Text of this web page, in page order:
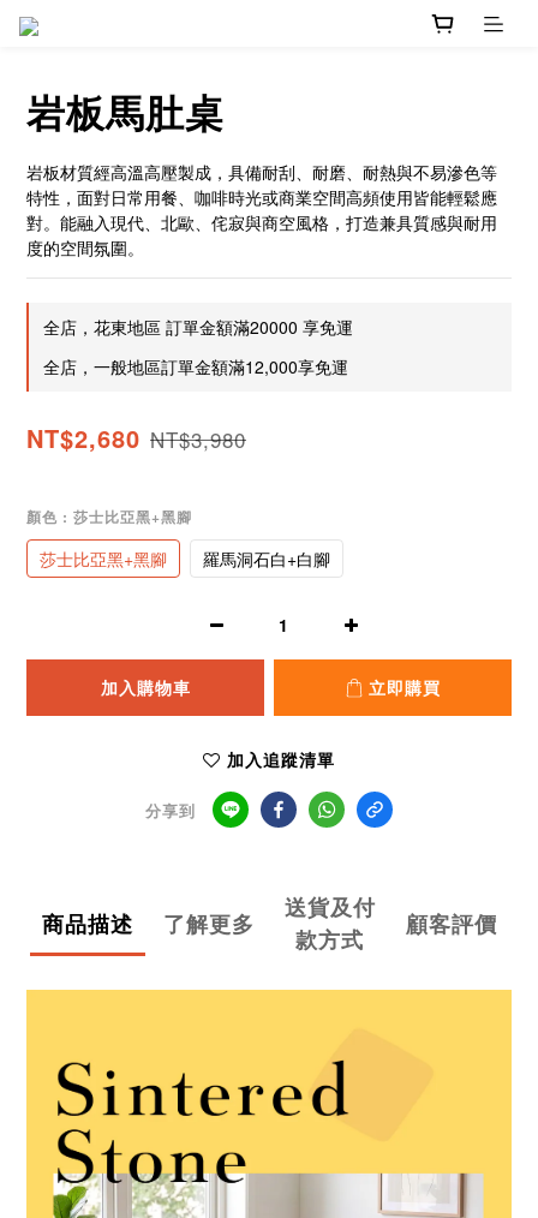
岩板馬肚桌
岩板材質經高溫高壓製成，具備耐刮、耐磨、耐熱與不易滲色等
特性，面對日常用餐、咖啡時光或商業空間高頻使用皆能輕鬆應
對。能融入現代、北歐、侘寂與商空風格，打造兼具質感與耐用
度的空間氛圍。
全店，花東地區 訂單金額滿20000 享免運
全店，一般地區訂單金額滿12,000享免運
NT$2,680 NT$3,980
顏色 : 莎士比亞黑+黑腳
莎士比亞黑+黑腳 羅馬洞石白+白腳
加入購物車 立即購買
加入追蹤清單
分享到
商品描述 了解更多
送貨及付
款方式
顧客評價